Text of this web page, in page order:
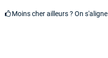
Moins cher ailleurs ? On s'aligne